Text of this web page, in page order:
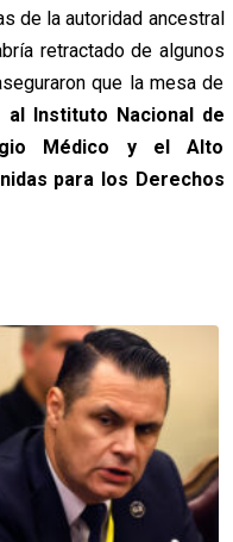
de la autoridad ancestral
retractado de algunos
que la mesa de
Instituto Nacional de
Médico y el Alto
para los Derechos